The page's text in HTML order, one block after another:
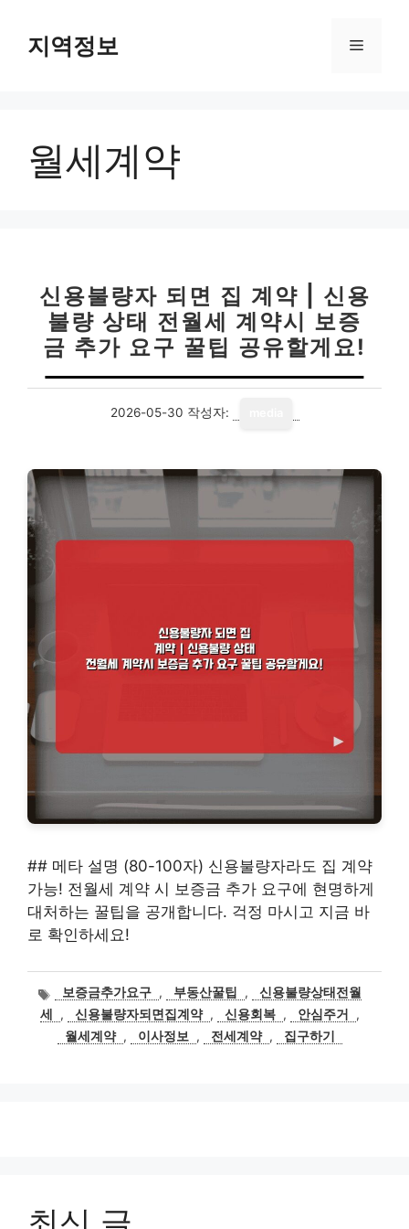
지역정보 메
월세계약
신용불량자 되면 집 계약 | 신용
불량 상태 전월세 계약시 보증
금 추가 요구 꿀팁 공유할게요!
2026-05-30 작성자:
## 메타 설명 (80-100자) 신용불량자라도 집 계약
가능! 전월세 계약 시 보증금 추가 요구에 현명하게
대처하는 꿀팁을 공개합니다. 걱정 마시고 지금 바
로 확인하세요!
태보증금추가요구 , 부동산꿀팁 ,
신용불량상태전월
세
, 신용불량자되면집계약 , 신용회복 , 안심주거
,
월세계약 , 이사정보 , 전세계약 , 집구하기